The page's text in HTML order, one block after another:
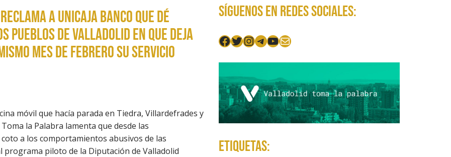
a Unicaja Banco que dé
pueblos de Valladolid en que deja
mes de febrero su servicio
móvil que hacía parada en Tiedra, Villardefrades y
la Palabra lamenta que desde las
a los comportamientos abusivos de las
programa piloto de la Diputación de Valladolid
Síguenos en redes sociales:
Facebook
Twitter
Instagram
Telegram
YouTube
Mail
Etiquetas: